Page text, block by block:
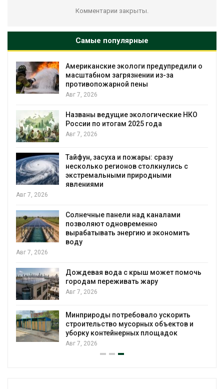
Комментарии закрыты.
Самые популярные
Американские экологи предупредили о
масштабном загрязнении из-за
противопожарной пены
Авг 7, 2026
Названы ведущие экологические НКО
России по итогам 2025 года
Авг 7, 2026
Тайфун, засуха и пожары: сразу
несколько регионов столкнулись с
экстремальными природными
явлениями
Авг 7, 2026
Солнечные панели над каналами
позволяют одновременно
вырабатывать энергию и экономить
воду
Авг 7, 2026
Дождевая вода с крыш может помочь
городам переживать жару
Авг 7, 2026
Минприроды потребовало ускорить
строительство мусорных объектов и
уборку контейнерных площадок
Авг 7, 2026